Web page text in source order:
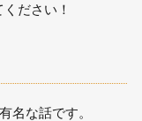
ださい！
名な話です。